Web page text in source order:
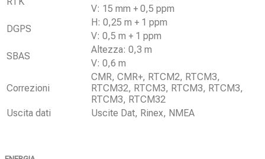
V: 15 mm + 0,5 ppm
DGPS
H: 0,25 m + 1 ppm
V: 0,5 m + 1 ppm
SBAS
Altezza: 0,3 m
V: 0,6 m
Correzioni
CMR, CMR+, RTCM2, RTCM3,
RTCM32, RTCM3, RTCM3, RTCM3,
RTCM3, RTCM32
Uscita dati
Uscite Dat, Rinex, NMEA